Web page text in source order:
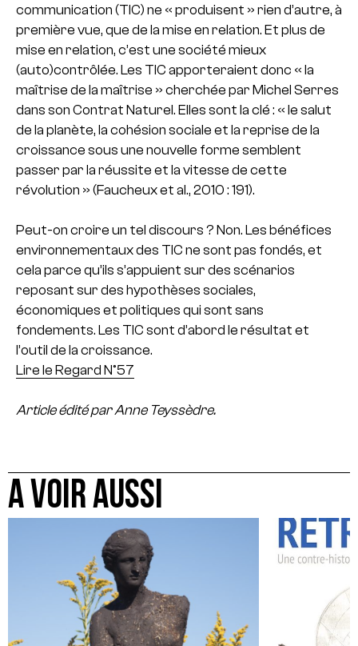
communication (TIC) ne « produisent » rien d’autre, à
première vue, que de la mise en relation. Et plus de
mise en relation, c’est une société mieux
(auto)contrôlée. Les TIC apporteraient donc « la
maîtrise de la maîtrise » cherchée par Michel Serres
dans son Contrat Naturel. Elles sont la clé : « le salut
de la planète, la cohésion sociale et la reprise de la
croissance sous une nouvelle forme semblent
passer par la réussite et la vitesse de cette
révolution » (Faucheux et al., 2010 : 191).
Peut-on croire un tel discours ? Non. Les bénéfices
environnementaux des TIC ne sont pas fondés, et
cela parce qu’ils s’appuient sur des scénarios
reposant sur des hypothèses sociales,
économiques et politiques qui sont sans
fondements. Les TIC sont d’abord le résultat et
l’outil de la croissance.
Lire le Regard N°57
Article édité par Anne Teyssèdre.
A VOIR AUSSI